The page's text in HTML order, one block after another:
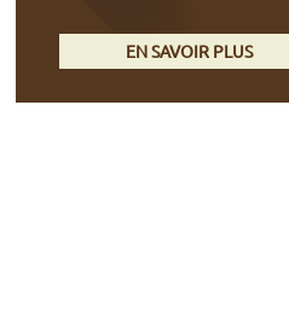
EN SAVOIR PLUS